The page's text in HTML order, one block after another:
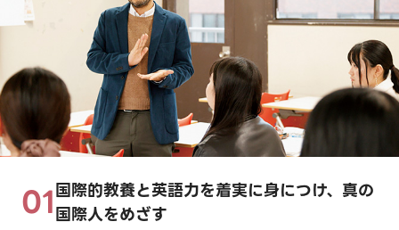
国際的教養と英語力を着実に身につけ、真の
国際人をめざす